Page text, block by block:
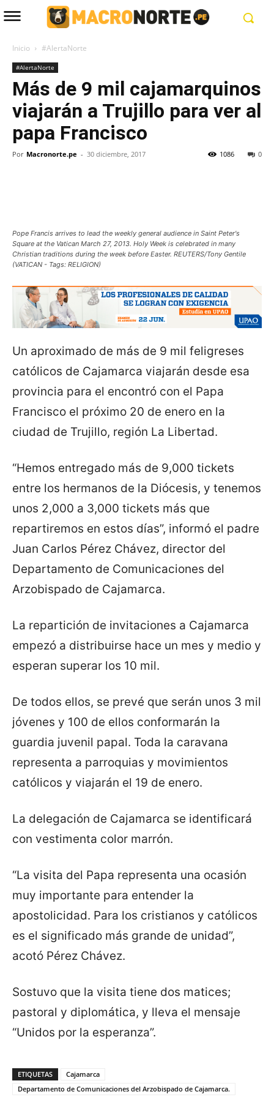
Inicio #AlertaNorte
#AlertaNorte
Más de 9 mil cajamarquinos
viajarán a Trujillo para ver al
papa Francisco
Por Macronorte.pe - 30 diciembre, 2017 0
1086
Pope Francis arrives to lead the weekly general audience in Saint Peter's
Square at the Vatican March 27, 2013. Holy Week is celebrated in many
Christian traditions during the week before Easter. REUTERS/Tony Gentile
(VATICAN - Tags: RELIGION)
Un aproximado de más de 9 mil feligreses
católicos de Cajamarca viajarán desde esa
provincia para el encontró con el Papa
Francisco el próximo 20 de enero en la
ciudad de Trujillo, región La Libertad.
“Hemos entregado más de 9,000 tickets
entre los hermanos de la Diócesis, y tenemos
unos 2,000 a 3,000 tickets más que
repartiremos en estos días”, informó el padre
Juan Carlos Pérez Chávez, director del
Departamento de Comunicaciones del
Arzobispado de Cajamarca.
La repartición de invitaciones a Cajamarca
empezó a distribuirse hace un mes y medio y
esperan superar los 10 mil.
De todos ellos, se prevé que serán unos 3 mil
jóvenes y 100 de ellos conformarán la
guardia juvenil papal. Toda la caravana
representa a parroquias y movimientos
católicos y viajarán el 19 de enero.
La delegación de Cajamarca se identificará
con vestimenta color marrón.
“La visita del Papa representa una ocasión
muy importante para entender la
apostolicidad. Para los cristianos y católicos
es el significado más grande de unidad”,
acotó Pérez Chávez.
Sostuvo que la visita tiene dos matices;
pastoral y diplomática, y lleva el mensaje
“Unidos por la esperanza”.
ETIQUETAS
Cajamarca
Departamento de Comunicaciones del Arzobispado de Cajamarca.